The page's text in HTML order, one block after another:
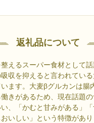
返礼品について
えるスーパー食材として話
収を抑えると言われてい
ます。大麦βグルカンは腸
きがあるため、現在話題
、「かむと甘みがある」
いしい」という特徴があ